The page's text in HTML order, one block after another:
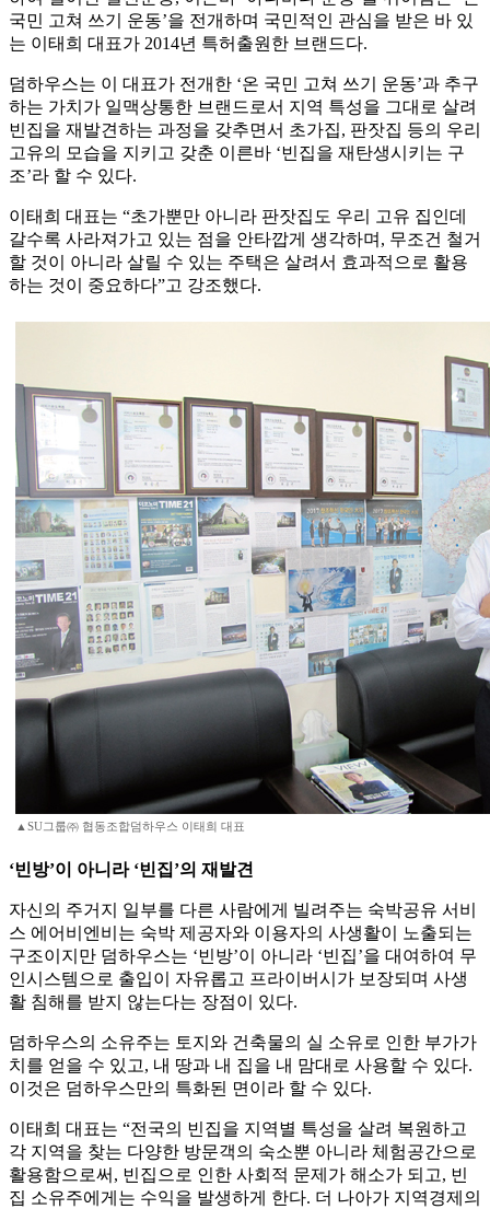
국민 고쳐 쓰기 운동’을 전개하며 국민적인 관심을 받은 바 있
는 이태희 대표가 2014년 특허출원한 브랜드다.
덤하우스는 이 대표가 전개한 ‘온 국민 고쳐 쓰기 운동’과 추구
하는 가치가 일맥상통한 브랜드로서 지역 특성을 그대로 살려
빈집을 재발견하는 과정을 갖추면서 초가집, 판잣집 등의 우리
고유의 모습을 지키고 갖춘 이른바 ‘빈집을 재탄생시키는 구
조’라 할 수 있다.
이태희 대표는 “초가뿐만 아니라 판잣집도 우리 고유 집인데
갈수록 사라져가고 있는 점을 안타깝게 생각하며, 무조건 철거
할 것이 아니라 살릴 수 있는 주택은 살려서 효과적으로 활용
하는 것이 중요하다”고 강조했다.
▲SU그룹㈜ 협동조합덤하우스 이태희 대표
‘빈방’이 아니라 ‘빈집’의 재발견
자신의 주거지 일부를 다른 사람에게 빌려주는 숙박공유 서비
스 에어비엔비는 숙박 제공자와 이용자의 사생활이 노출되는
구조이지만 덤하우스는 ‘빈방’이 아니라 ‘빈집’을 대여하여 무
인시스템으로 출입이 자유롭고 프라이버시가 보장되며 사생
활 침해를 받지 않는다는 장점이 있다.
덤하우스의 소유주는 토지와 건축물의 실 소유로 인한 부가가
치를 얻을 수 있고, 내 땅과 내 집을 내 맘대로 사용할 수 있다.
이것은 덤하우스만의 특화된 면이라 할 수 있다.
이태희 대표는 “전국의 빈집을 지역별 특성을 살려 복원하고
각 지역을 찾는 다양한 방문객의 숙소뿐 아니라 체험공간으로
활용함으로써, 빈집으로 인한 사회적 문제가 해소가 되고, 빈
집 소유주에게는 수익을 발생하게 한다. 더 나아가 지역경제의